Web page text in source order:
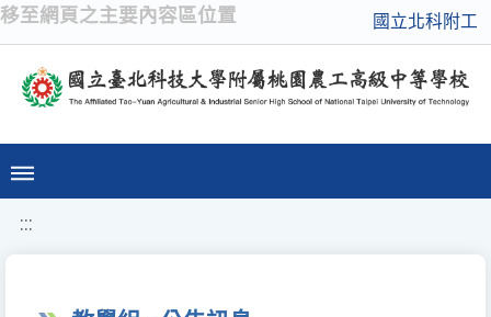
移至網頁之主要內容區位置 國立北科附工
:::